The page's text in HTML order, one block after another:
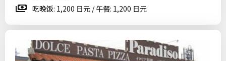
吃晚饭: 1,200 日元 / 午餐: 1,200 日元